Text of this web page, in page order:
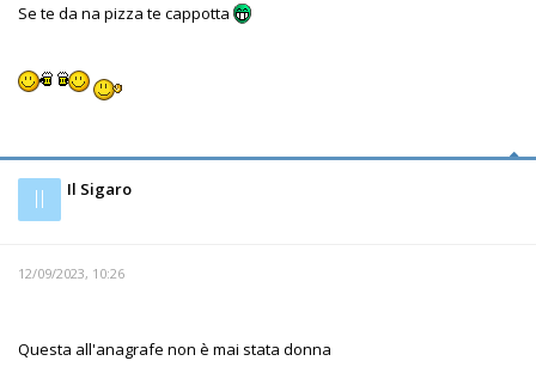
Se te da na pizza te cappotta
Il Il Sigaro
12/09/2023, 10:26
Questa all'anagrafe non è mai stata donna